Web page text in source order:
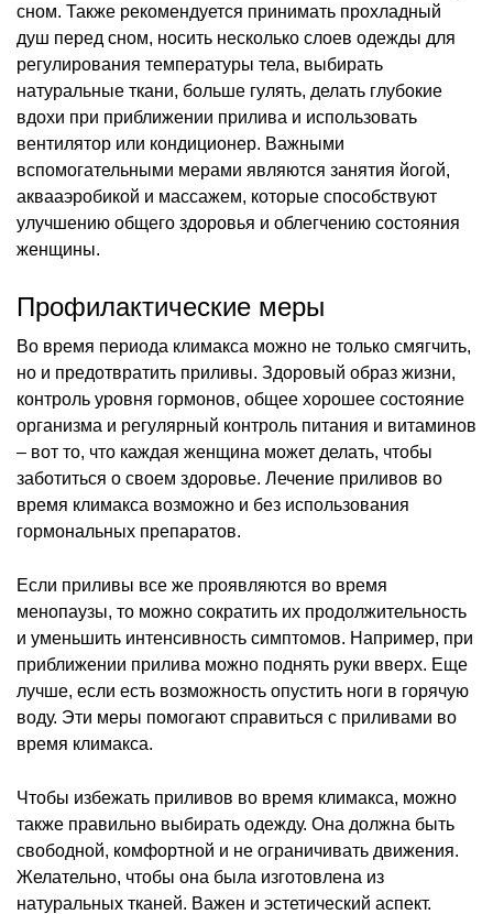
сном. Также рекомендуется принимать прохладный
душ перед сном, носить несколько слоев одежды для
регулирования температуры тела, выбирать
натуральные ткани, больше гулять, делать глубокие
вдохи при приближении прилива и использовать
вентилятор или кондиционер. Важными
вспомогательными мерами являются занятия йогой,
аквааэробикой и массажем, которые способствуют
улучшению общего здоровья и облегчению состояния
женщины.
Профилактические меры
Во время периода климакса можно не только смягчить,
но и предотвратить приливы. Здоровый образ жизни,
контроль уровня гормонов, общее хорошее состояние
организма и регулярный контроль питания и витаминов
– вот то, что каждая женщина может делать, чтобы
заботиться о своем здоровье. Лечение приливов во
время климакса возможно и без использования
гормональных препаратов.
Если приливы все же проявляются во время
менопаузы, то можно сократить их продолжительность
и уменьшить интенсивность симптомов. Например, при
приближении прилива можно поднять руки вверх. Еще
лучше, если есть возможность опустить ноги в горячую
воду. Эти меры помогают справиться с приливами во
время климакса.
Чтобы избежать приливов во время климакса, можно
также правильно выбирать одежду. Она должна быть
свободной, комфортной и не ограничивать движения.
Желательно, чтобы она была изготовлена из
натуральных тканей. Важен и эстетический аспект.